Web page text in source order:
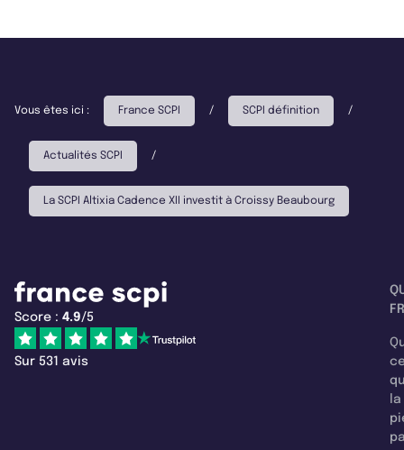
Vous êtes ici : France SCPI / SCPI définition /
Actualités SCPI /
La SCPI Altixia Cadence XII investit à Croissy Beaubourg
Score : 4.9/5
Sur 531 avis
la